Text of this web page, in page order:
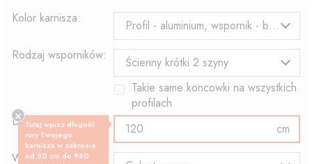
Kolor karnisza:
Profil - aluminium, wspornik - biały
Rodzaj wsporników:
Ścienny krótki 2 szyny
Takie same koncowki na wszystkich
profilach
Długość profilu:
cm
Wzór końcówki:
Tutaj wpisz długość
rury Twojego
karnisza w zakresie
od 50 cm do 960